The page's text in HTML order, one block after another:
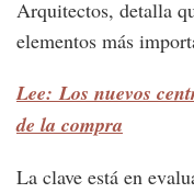
Arquitectos, detalla
elementos más
Lee: Los nuevos
de la compra
La clave está en